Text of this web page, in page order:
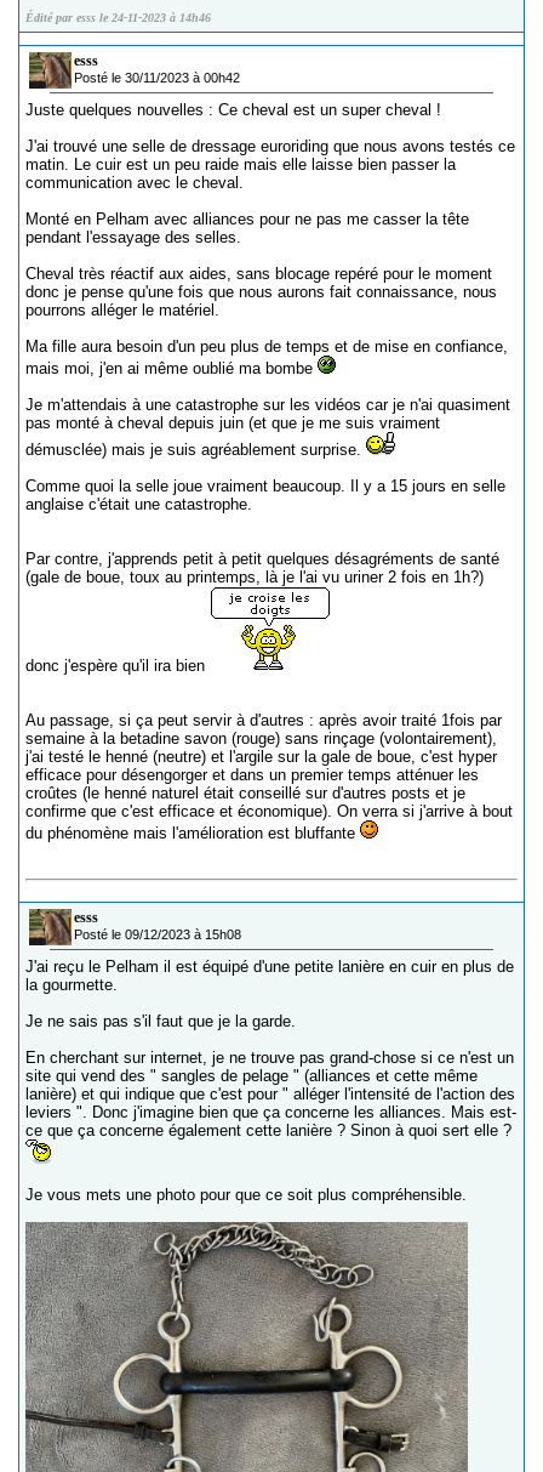
Édité par esss le 24-11-2023 à 14h46
esss
Posté le 30/11/2023 à 00h42
Juste quelques nouvelles : Ce cheval est un super cheval !
J'ai trouvé une selle de dressage euroriding que nous avons testés ce
matin. Le cuir est un peu raide mais elle laisse bien passer la
communication avec le cheval.
Monté en Pelham avec alliances pour ne pas me casser la tête
pendant l'essayage des selles.
Cheval très réactif aux aides, sans blocage repéré pour le moment
donc je pense qu'une fois que nous aurons fait connaissance, nous
pourrons alléger le matériel.
Ma fille aura besoin d'un peu plus de temps et de mise en confiance,
mais moi, j'en ai même oublié ma bombe
Je m'attendais à une catastrophe sur les vidéos car je n'ai quasiment
pas monté à cheval depuis juin (et que je me suis vraiment
démusclée) mais je suis agréablement surprise.
Comme quoi la selle joue vraiment beaucoup. Il y a 15 jours en selle
anglaise c'était une catastrophe.
Par contre, j'apprends petit à petit quelques désagréments de santé
(gale de boue, toux au printemps, là je l'ai vu uriner 2 fois en 1h?)
donc j'espère qu'il ira bien
Au passage, si ça peut servir à d'autres : après avoir traité 1fois par
semaine à la betadine savon (rouge) sans rinçage (volontairement),
j'ai testé le henné (neutre) et l'argile sur la gale de boue, c'est hyper
efficace pour désengorger et dans un premier temps atténuer les
croûtes (le henné naturel était conseillé sur d'autres posts et je
confirme que c'est efficace et économique). On verra si j'arrive à bout
du phénomène mais l'amélioration est bluffante
esss
Posté le 09/12/2023 à 15h08
J'ai reçu le Pelham il est équipé d'une petite lanière en cuir en plus de
la gourmette.
Je ne sais pas s'il faut que je la garde.
En cherchant sur internet, je ne trouve pas grand-chose si ce n'est un
site qui vend des " sangles de pelage " (alliances et cette même
lanière) et qui indique que c'est pour " alléger l'intensité de l'action des
leviers ". Donc j'imagine bien que ça concerne les alliances. Mais est-
ce que ça concerne également cette lanière ? Sinon à quoi sert elle ?
Je vous mets une photo pour que ce soit plus compréhensible.